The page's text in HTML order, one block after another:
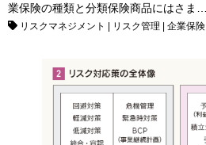
業保険の種類と分類保険商品にはさま…
リスクマネジメント | リスク管理 | 企業保険